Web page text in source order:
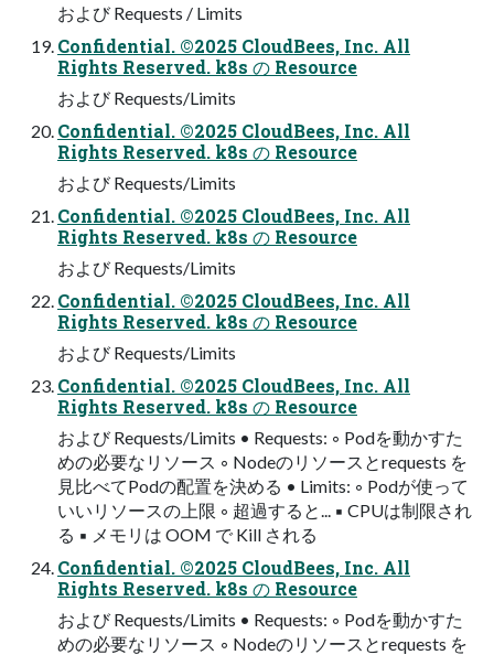
および Requests / Limits
Confidential. ©2025 CloudBees, Inc. All
Rights Reserved. k8s の Resource
および Requests/Limits
Confidential. ©2025 CloudBees, Inc. All
Rights Reserved. k8s の Resource
および Requests/Limits
Confidential. ©2025 CloudBees, Inc. All
Rights Reserved. k8s の Resource
および Requests/Limits
Confidential. ©2025 CloudBees, Inc. All
Rights Reserved. k8s の Resource
および Requests/Limits
Confidential. ©2025 CloudBees, Inc. All
Rights Reserved. k8s の Resource
および Requests/Limits • Requests: ◦ Podを動かすた
めの必要なリソース ◦ Nodeのリソースとrequests を
見比べてPodの配置を決める • Limits: ◦ Podが使って
いいリソースの上限 ◦ 超過すると... ▪ CPUは制限され
る ▪ メモリは OOM で Kill される
Confidential. ©2025 CloudBees, Inc. All
Rights Reserved. k8s の Resource
および Requests/Limits • Requests: ◦ Podを動かすた
めの必要なリソース ◦ Nodeのリソースとrequests を